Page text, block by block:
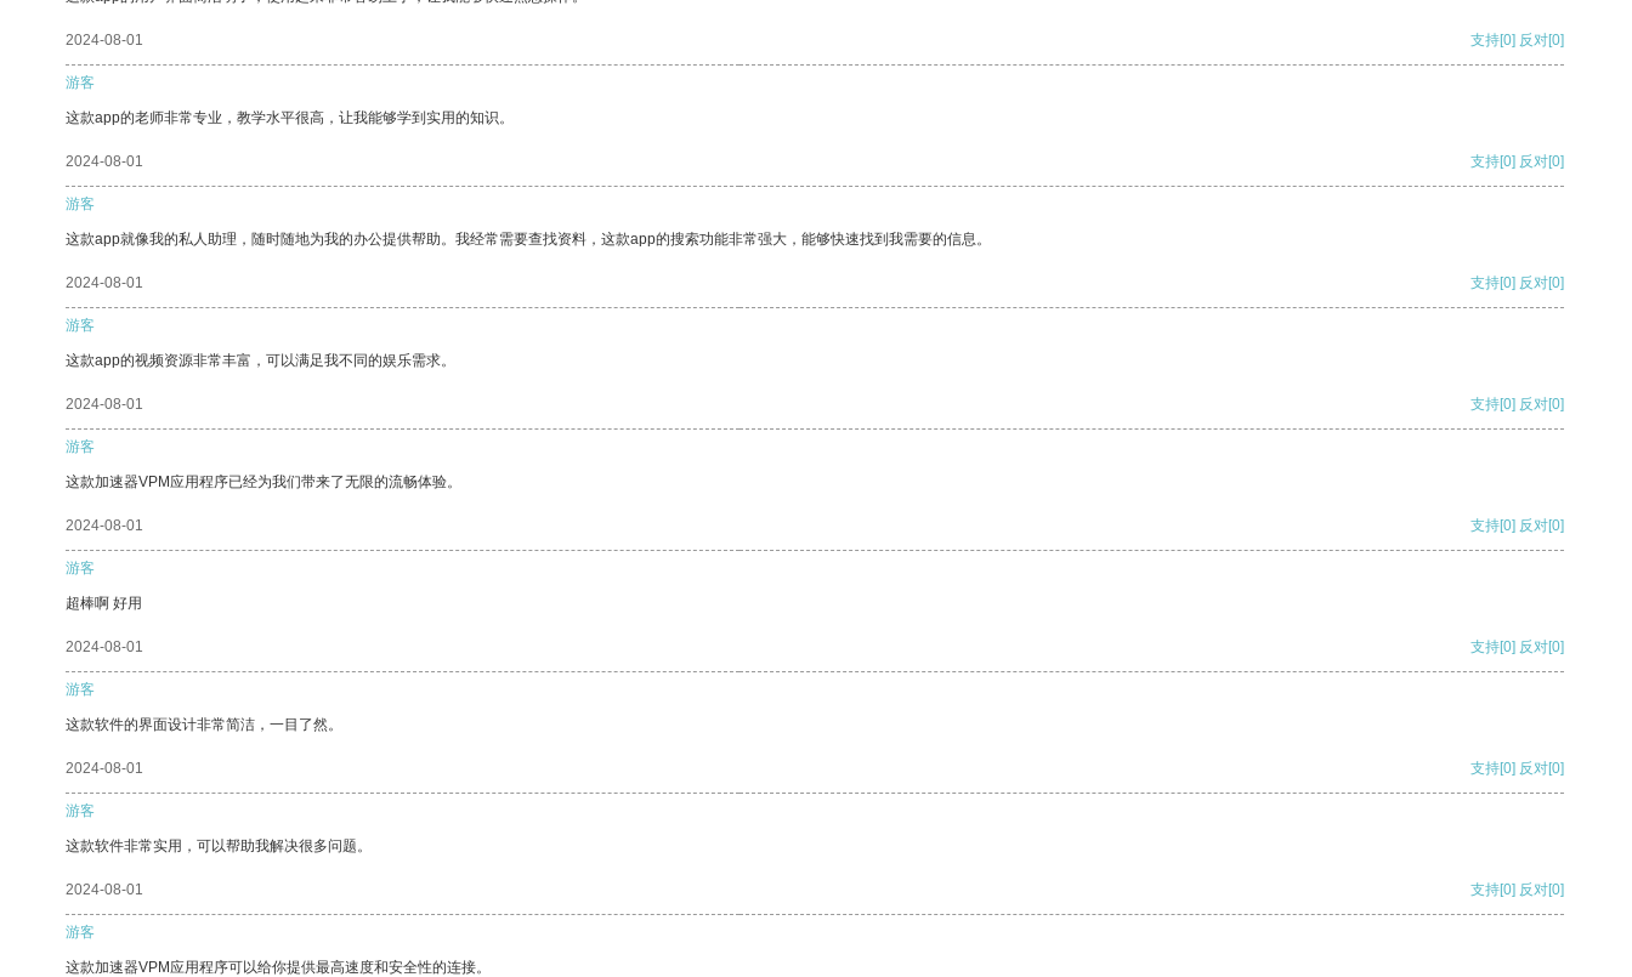
2024-08-01 支持[0] 反对[0]
游客
这款app的老师非常专业，教学水平很高，让我能够学到实用的知识。
2024-08-01 支持[0] 反对[0]
游客
这款app就像我的私人助理，随时随地为我的办公提供帮助。我经常需要查找资料，这款app的搜索功能非常强大，能够快速找到我需要的信息。
2024-08-01 支持[0] 反对[0]
游客
这款app的视频资源非常丰富，可以满足我不同的娱乐需求。
2024-08-01 支持[0] 反对[0]
游客
这款加速器VPM应用程序已经为我们带来了无限的流畅体验。
2024-08-01 支持[0] 反对[0]
游客
超棒啊 好用
2024-08-01 支持[0] 反对[0]
游客
这款软件的界面设计非常简洁，一目了然。
2024-08-01 支持[0] 反对[0]
游客
这款软件非常实用，可以帮助我解决很多问题。
2024-08-01 支持[0] 反对[0]
游客
这款加速器VPM应用程序可以给你提供最高速度和安全性的连接。